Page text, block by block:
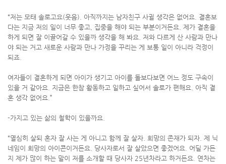
“저는 모태 솔로고요(웃음). 아직까지는 남자친구 사귈 생각은 없어요. 결혼보
다는 지금 저의 일이 너무 좋고, 집중을 해야 되는 부분이거든요. 제가 결혼을
하게 되면 잘 이끌어갈 수 있을까 생각을 해 봐요. 저와 다르게 산 사람과 만나
야 되는 거고 새로운 사람과 만나 가정을 꾸리는 게 보통 일이 아니라 걱정이
되죠.
여자들이 결혼하게 되면 아이가 생기고 아이를 돌보다보면 어느 정도 구속이
있을 거 같아요. 지금은 한참 활동하고 일하고 싶어서 솔로가 편해요. 아직 결
혼 생각 없어요.”
-가지고 있는 삶의 철학이 있을까요.
“열심히 살되 혼자 잘 사는 게 아니고 함께 잘 살자. 희망의 존재가 되자. 제 닉
네임이 희망의 아이콘이거든요. 당사자로서 잘 살았으면 좋겠어요. 어딜 가든
지 제가 많이 하는 말이 저를 소개할 때 당사자 25년차라고 하거든요. 연차는